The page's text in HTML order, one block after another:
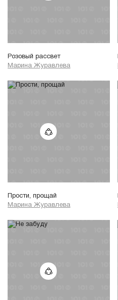
Розовый рассвет
Марина Журавлева
Прости, прощай
Марина Журавлева